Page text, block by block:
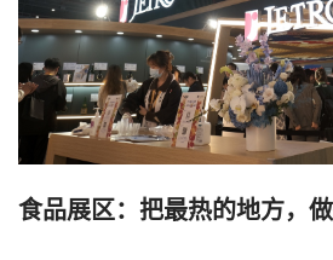
食品展区：把最热的地方，